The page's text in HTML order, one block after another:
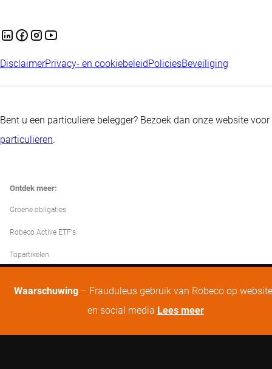
DisclaimerPrivacy- en cookiebeleid PoliciesBeveiliging
Bent u een particuliere belegger? Bezoek dan onze website voor
particulieren.
Ontdek meer:
Groene obligaties
Robeco Active ETF's
Topartikelen
Waarschuwing – Frauduleus gebruik van Robeco op
en social media Lees meer